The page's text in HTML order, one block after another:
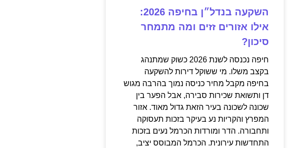
השקעה בנדל״ן בחיפה 2026:
אילו אזורים זזים ומה מתמחר
סיכון?
חיפה נכנסה לשנת 2026 כשוק שמתנהג
בקצב משלו. מי ששוקל דירות להשקעה
בחיפה מקבל מחיר כניסה נמוך בהרבה מגוש
דן ותשואת שכירות סבירה, אבל הפער בין
שכונה לשכונה בעיר הזאת גדול מאוד. אזור
המפרץ והקריות נע בעיקר בזכות תעסוקה
ותחבורה. הדר ומורדות הכרמל נעים בזכות
התחדשות עירונית. הכרמל המבוסס יציב,